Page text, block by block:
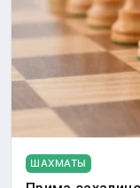
ШАХМАТЫ